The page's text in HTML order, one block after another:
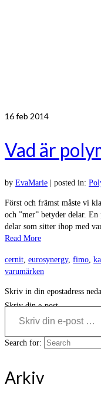
16feb 2014
Vad är
by EvaMarie posted in:
Först och främst måste vi
och ”mer” betyder delar.
delar som sitter ihop med
Read More
cernit, eurosynergy, fimo,
varumärken
Skriv in din epostadress
Skriv din e-post …
Search for:
Arkiv